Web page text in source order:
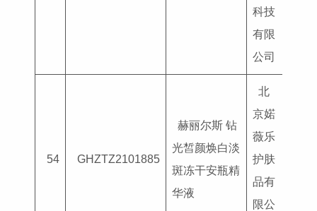
科技
有限
公司
54 GHZTZ2101885
赫丽尔斯 钻
光皙颜焕白淡
斑冻干安瓶精
华液
北
京婼
薇乐
护肤
品有
限公